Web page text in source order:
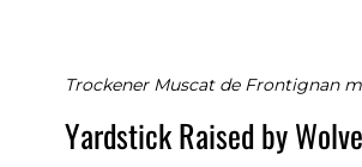
Trockener Muscat de Frontignan
Yardstick Raised by